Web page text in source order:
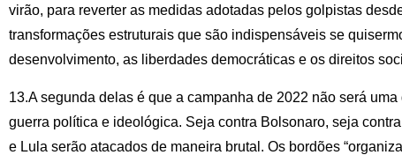
virão, para reverter as medidas adotadas pelos golpistas
transformações estruturais que são indispensáveis se
desenvolvimento, as liberdades democráticas e os direitos
13.A segunda delas é que a campanha de 2022 não será
guerra política e ideológica. Seja contra Bolsonaro, seja
e Lula serão atacados de maneira brutal. Os bordões